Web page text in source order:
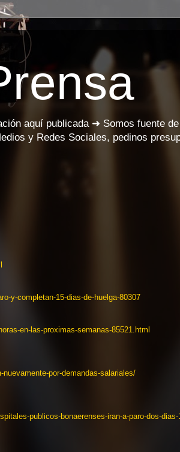
aquí publicada ➜ Somos fuente
y Redes Sociales, pedinos
y-completan-15-dias-de-huelga-80307
en-las-proximas-semanas-85521.html
nuevamente-por-demandas-salariales/
publicos-bonaerenses-iran-a-paro-dos-dias-